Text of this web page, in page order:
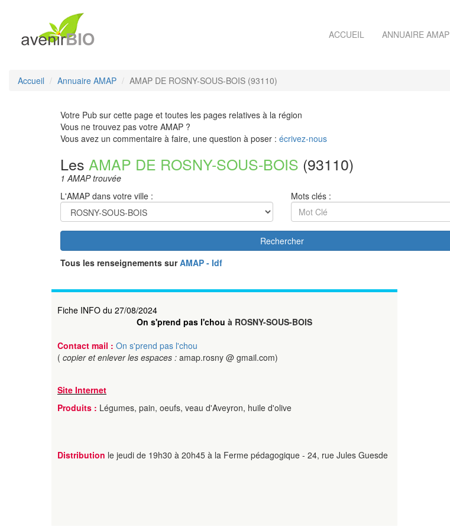
ACCUEIL ANNUAIRE AMAP
Accueil Annuaire AMAP AMAP DE ROSNY-SOUS-BOIS (93110)
Votre Pub sur cette page et toutes les pages relatives à la région
Vous ne trouvez pas votre AMAP ?
Vous avez un commentaire à faire, une question à poser : écrivez-nous
Les AMAP DE ROSNY-SOUS-BOIS (93110)
1 AMAP trouvée
L'AMAP dans votre ville :
Mots clés :
Rechercher
Tous les renseignements surAMAP - Idf
Fiche INFO du 27/08/2024
On s'prend pas l'chou à ROSNY-SOUS-BOIS
Contact mail : On s'prend pas l'chou
( copier et enlever les espaces : amap.rosny @ gmail.com)
Site Internet
Produits : Légumes, pain, oeufs, veau d'Aveyron, huile d'olive
Distribution le jeudi de 19h30 à 20h45 à la Ferme pédagogique - 24, rue Jules Guesde